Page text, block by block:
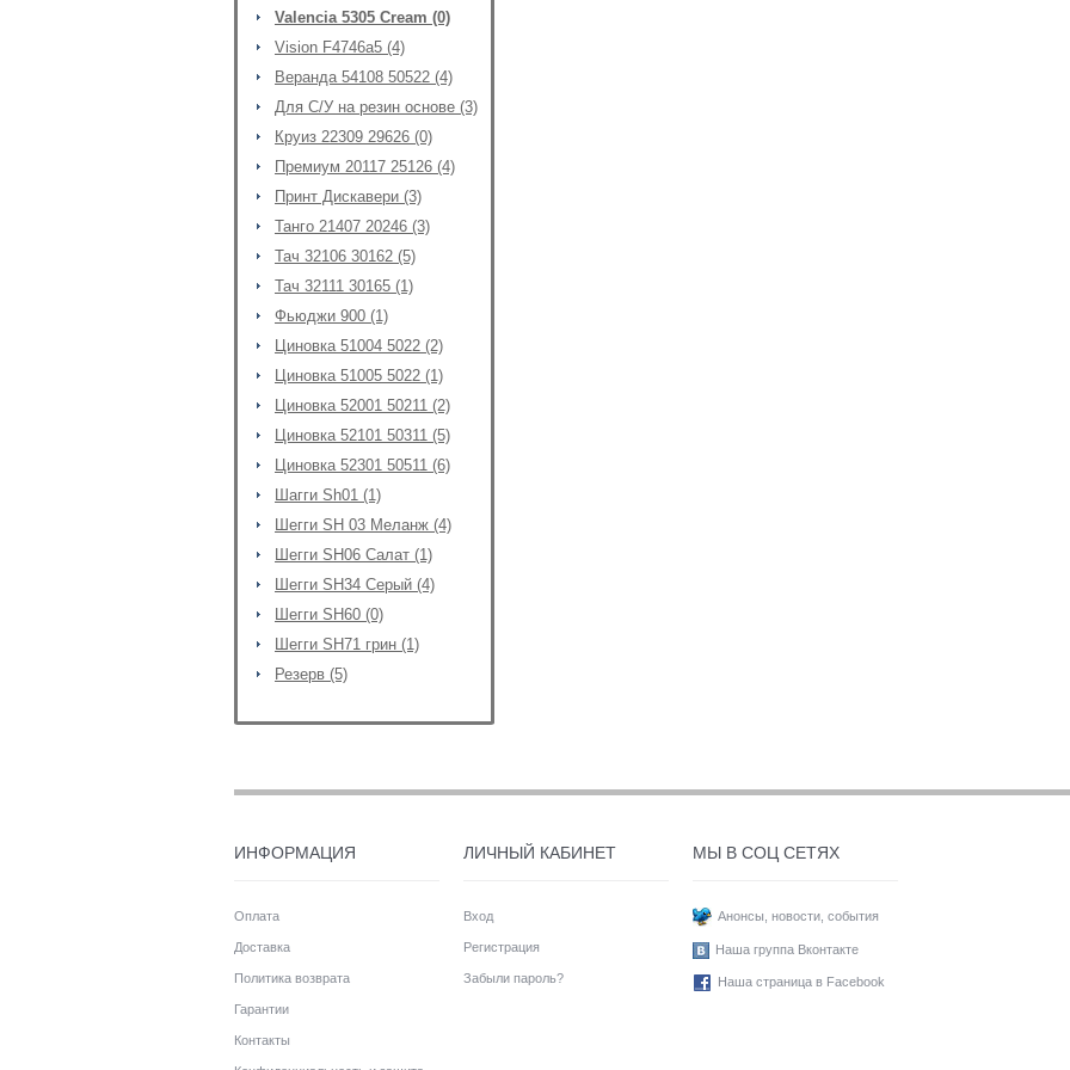
Valencia 5305 Cream (0)
Vision F4746a5 (4)
Веранда 54108 50522 (4)
Для С/У на резин основе (3)
Круиз 22309 29626 (0)
Премиум 20117 25126 (4)
Принт Дискавери (3)
Танго 21407 20246 (3)
Тач 32106 30162 (5)
Тач 32111 30165 (1)
Фьюджи 900 (1)
Циновка 51004 5022 (2)
Циновка 51005 5022 (1)
Циновка 52001 50211 (2)
Циновка 52101 50311 (5)
Циновка 52301 50511 (6)
Шагги Sh01 (1)
Шегги SH 03 Меланж (4)
Шегги SH06 Салат (1)
Шегги SH34 Серый (4)
Шегги SH60 (0)
Шегги SH71 грин (1)
Резерв (5)
ИНФОРМАЦИЯ
Оплата
Доставка
Политика возврата
Гарантии
Контакты
ЛИЧНЫЙ КАБИНЕТ
Вход
Регистрация
Забыли пароль?
МЫ В СОЦ СЕТЯХ
Анонсы, новости, события
Наша группа Вконтакте
Наша страница в Facebook